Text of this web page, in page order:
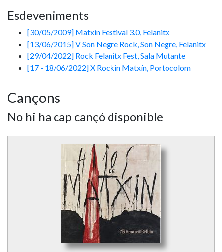
Esdeveniments
[30/05/2009] Matxin Festival 3.0, Felanitx
[13/06/2015] V Son Negre Rock, Son Negre, Felanitx
[29/04/2022] Rock Felanitx Fest, Sala Mutante
[17 - 18/06/2022] X Rockin Matxín, Portocolom
Cançons
No hi ha cap cançó disponible